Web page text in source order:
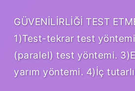
GÜVENİLİRLİĞİ TEST
1)Test-tekrar test
(paralel) test yöntemi.
yarım yöntemi. 4)İç